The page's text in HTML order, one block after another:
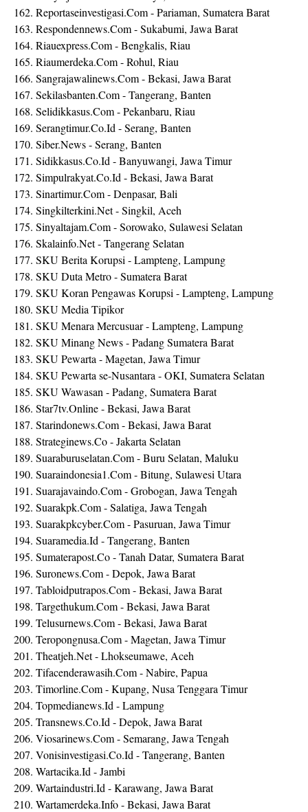
162. Reportaseinvestigasi.Com - Pariaman, Sumatera Barat
163. Respondennews.Com - Sukabumi, Jawa Barat
164. Riauexpress.Com - Bengkalis, Riau
165. Riaumerdeka.Com - Rohul, Riau
166. Sangrajawalinews.Com - Bekasi, Jawa Barat
167. Sekilasbanten.Com - Tangerang, Banten
168. Selidikkasus.Com - Pekanbaru, Riau
169. Serangtimur.Co.Id - Serang, Banten
170. Siber.News - Serang, Banten
171. Sidikkasus.Co.Id - Banyuwangi, Jawa Timur
172. Simpulrakyat.Co.Id - Bekasi, Jawa Barat
173. Sinartimur.Com - Denpasar, Bali
174. Singkilterkini.Net - Singkil, Aceh
175. Sinyaltajam.Com - Sorowako, Sulawesi Selatan
176. Skalainfo.Net - Tangerang Selatan
177. SKU Berita Korupsi - Lampteng, Lampung
178. SKU Duta Metro - Sumatera Barat
179. SKU Koran Pengawas Korupsi - Lampteng, Lampung
180. SKU Media Tipikor
181. SKU Menara Mercusuar - Lampteng, Lampung
182. SKU Minang News - Padang Sumatera Barat
183. SKU Pewarta - Magetan, Jawa Timur
184. SKU Pewarta se-Nusantara - OKI, Sumatera Selatan
185. SKU Wawasan - Padang, Sumatera Barat
186. Star7tv.Online - Bekasi, Jawa Barat
187. Starindonews.Com - Bekasi, Jawa Barat
188. Strateginews.Co - Jakarta Selatan
189. Suaraburuselatan.Com - Buru Selatan, Maluku
190. Suaraindonesia1.Com - Bitung, Sulawesi Utara
191. Suarajavaindo.Com - Grobogan, Jawa Tengah
192. Suarakpk.Com - Salatiga, Jawa Tengah
193. Suarakpkcyber.Com - Pasuruan, Jawa Timur
194. Suaramedia.Id - Tangerang, Banten
195. Sumaterapost.Co - Tanah Datar, Sumatera Barat
196. Suronews.Com - Depok, Jawa Barat
197. Tabloidputrapos.Com - Bekasi, Jawa Barat
198. Targethukum.Com - Bekasi, Jawa Barat
199. Telusurnews.Com - Bekasi, Jawa Barat
200. Teropongnusa.Com - Magetan, Jawa Timur
201. Theatjeh.Net - Lhokseumawe, Aceh
202. Tifacenderawasih.Com - Nabire, Papua
203. Timorline.Com - Kupang, Nusa Tenggara Timur
204. Topmedianews.Id - Lampung
205. Transnews.Co.Id - Depok, Jawa Barat
206. Viosarinews.Com - Semarang, Jawa Tengah
207. Vonisinvestigasi.Co.Id - Tangerang, Banten
208. Wartacika.Id - Jambi
209. Wartaindustri.Id - Karawang, Jawa Barat
210. Wartamerdeka.Info - Bekasi, Jawa Barat